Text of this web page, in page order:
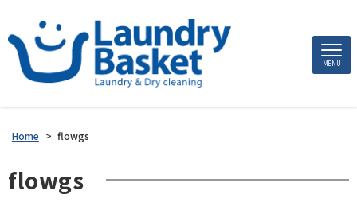
MENU
Home > flowgs
flowgs